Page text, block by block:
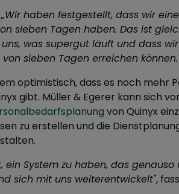
„Wir haben festgestellt, dass wir ein
sieben Tagen haben. Das ist
was supergut läuft und dass
sieben Tagen erreichen
optimistisch, dass es noch mehr
gibt. Müller & Egerer kann sich
von Quinyx
zu erstellen und die
ein System zu haben, das genauso
sich mit uns weiterentwickelt",